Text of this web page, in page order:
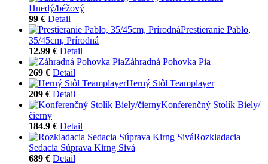
Hnedý/béžový
99 € Detail
Prestieranie Pablo,
35/45cm, Prírodná
12.99 € Detail
Záhradná Pohovka Pia
269 € Detail
Herný Stôl Teamplayer
209 € Detail
Konferenčný Stolík Biely/
čierny
184.9 € Detail
Rozkladacia
Sedacia Súprava Kirng Sivá
689 € Detail